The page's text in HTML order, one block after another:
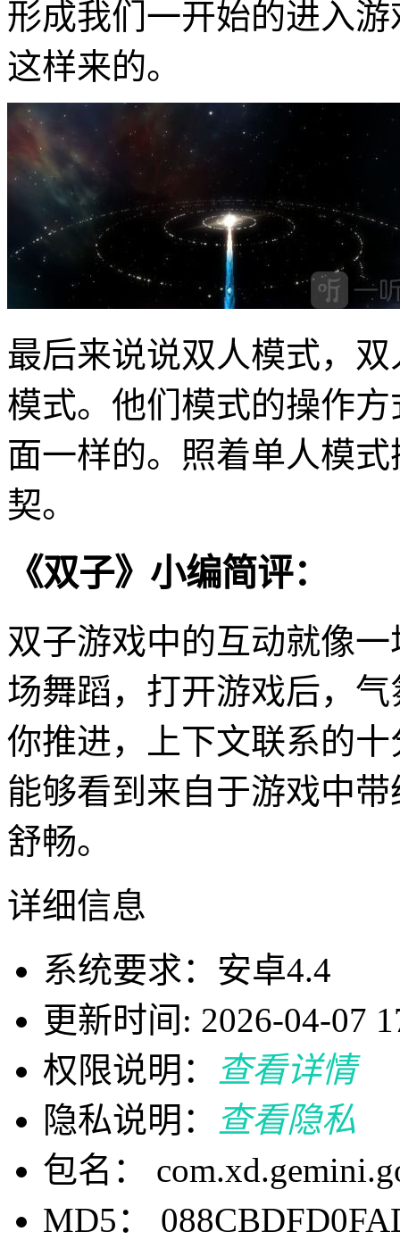
形成我们一开始的进入
这样来的。
最后来说说双人模式，
模式。他们模式的操作
面一样的。照着单人模
契。
《双子》小编简评：
双子游戏中的互动就像
场舞蹈，打开游戏后，
你推进，上下文联系的
能够看到来自于游戏中
舒畅。
详细信息
系统要求：安卓4.4
更新时间: 2026-04-07
权限说明：
查看详情
隐私说明：
查看隐私
包名：
MD5：